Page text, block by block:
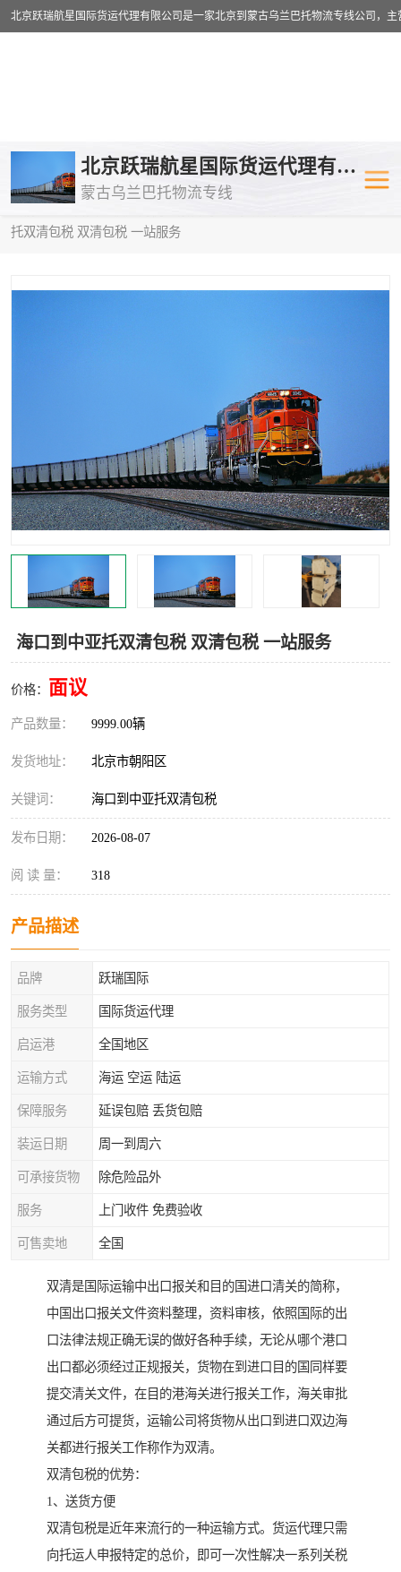
北京跃瑞航星国际货运代理有限公司
蒙古乌兰巴托物流专线
托双清包税 双清包税 一站服务
海口到中亚托双清包税 双清包税 一站服务
价格： 面议
产品数量： 9999.00辆
发货地址： 北京市朝阳区
关键词： 海口到中亚托双清包税
发布日期： 2026-08-07
阅 读 量： 318
产品描述
品牌 跃瑞国际
服务类型 国际货运代理
启运港 全国地区
运输方式 海运 空运 陆运
保障服务 延误包赔 丢货包赔
装运日期 周一到周六
可承接货物 除危险品外
服务 上门收件 免费验收
可售卖地 全国
双清是国际运输中出口报关和目的国进口清关的简称，
中国出口报关文件资料整理，资料审核，依照国际的出
口法律法规正确无误的做好各种手续，无论从哪个港口
出口都必须经过正规报关，货物在到进口目的国同样要
提交清关文件，在目的港海关进行报关工作，海关审批
通过后方可提货，运输公司将货物从出口到进口双边海
关都进行报关工作称作为双清。
双清包税的优势：
1、送货方便
双清包税是近年来流行的一种运输方式。货运代理只需
向托运人申报特定的总价，即可一次性解决一系列关税
乌兰巴托物流专线 乌兰巴托铁
乌兰巴托公路运输
中欧班列
蒙古乌兰巴托双清包税 蒙古乌兰巴